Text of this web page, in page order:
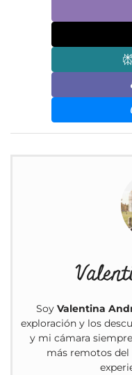
Soy Valentina
exploración y los
y mi cámara
más remotos del